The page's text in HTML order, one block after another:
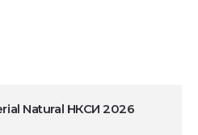
Natural НКСИ 2026